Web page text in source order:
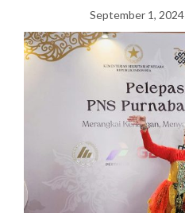
September 1, 2024